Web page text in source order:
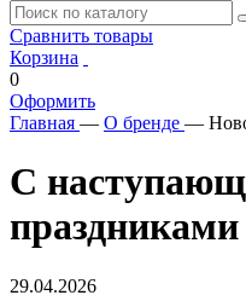
Сравнить товары
Корзина
0
Оформить
Главная — О бренде —
С
праздниками
29.04.2026